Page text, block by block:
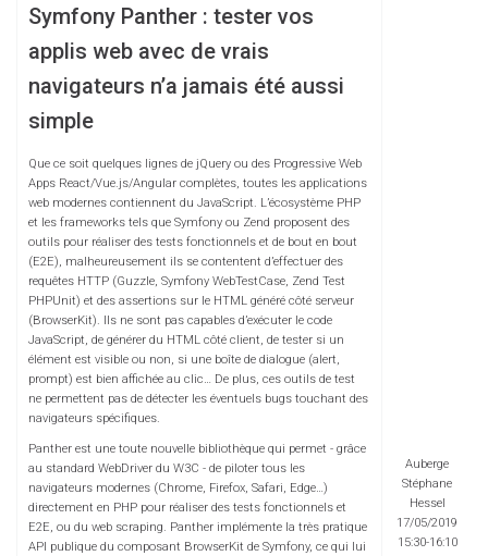
Symfony Panther : tester vos
applis web avec de vrais
navigateurs n’a jamais été aussi
simple
Que ce soit quelques lignes de jQuery ou des Progressive Web
Apps React/Vue.js/Angular complètes, toutes les applications
web modernes contiennent du JavaScript. L’écosystème PHP
et les frameworks tels que Symfony ou Zend proposent des
outils pour réaliser des tests fonctionnels et de bout en bout
(E2E), malheureusement ils se contentent d’effectuer des
requêtes HTTP (Guzzle, Symfony WebTestCase, Zend Test
PHPUnit) et des assertions sur le HTML généré côté serveur
(BrowserKit). Ils ne sont pas capables d’exécuter le code
JavaScript, de générer du HTML côté client, de tester si un
élément est visible ou non, si une boîte de dialogue (alert,
prompt) est bien affichée au clic… De plus, ces outils de test
ne permettent pas de détecter les éventuels bugs touchant des
navigateurs spécifiques.
Panther est une toute nouvelle bibliothèque qui permet - grâce
au standard WebDriver du W3C - de piloter tous les
navigateurs modernes (Chrome, Firefox, Safari, Edge…)
directement en PHP pour réaliser des tests fonctionnels et
E2E, ou du web scraping. Panther implémente la très pratique
API publique du composant BrowserKit de Symfony, ce qui lui
Auberge
Stéphane
Hessel
17/05/2019
15:30-16:10